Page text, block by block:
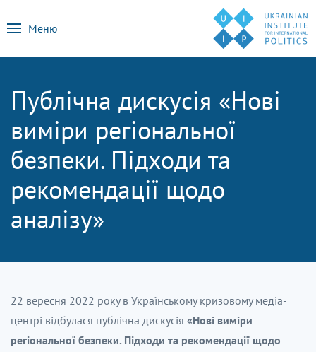
Меню
Публічна дискусія «Нові
виміри регіональної
безпеки. Підходи та
рекомендації щодо
аналізу»
22 вересня 2022 року в Українському кризовому медіа-
центрі відбулася публічна дискусія «Нові виміри
регіональної безпеки. Підходи та рекомендації щодо